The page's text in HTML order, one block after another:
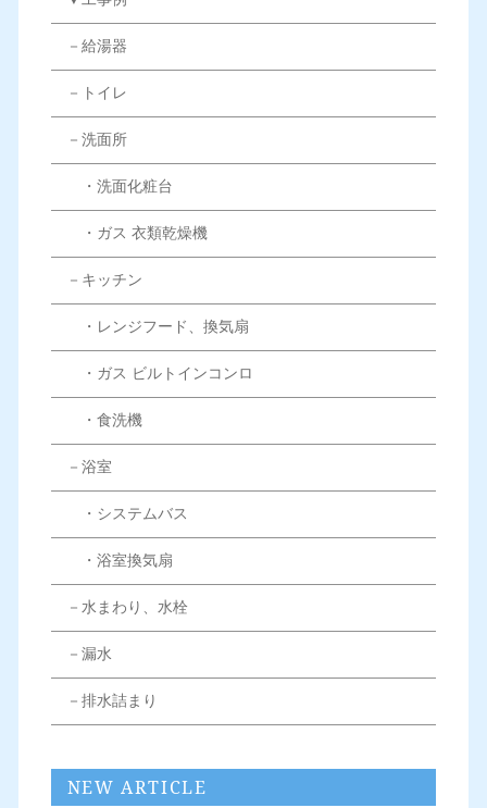
－給湯器
－トイレ
－洗面所
・洗面化粧台
・ガス 衣類乾燥機
－キッチン
・レンジフード、換気扇
・ガス ビルトインコンロ
・食洗機
－浴室
・システムバス
・浴室換気扇
－水まわり、水栓
－漏水
－排水詰まり
NEW ARTICLE